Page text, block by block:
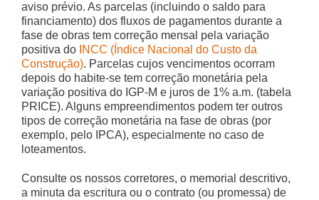
aviso prévio. As parcelas (incluindo o saldo para
financiamento) dos fluxos de pagamentos durante a
fase de obras tem correção mensal pela variação
positiva do INCC (Índice Nacional do Custo da
Construção). Parcelas cujos vencimentos ocorram
depois do habite-se tem correção monetária pela
variação positiva do IGP-M e juros de 1% a.m. (tabela
PRICE). Alguns empreendimentos podem ter outros
tipos de correção monetária na fase de obras (por
exemplo, pelo IPCA), especialmente no caso de
loteamentos.
Consulte os nossos corretores, o memorial descritivo,
a minuta da escritura ou o contrato (ou promessa) de